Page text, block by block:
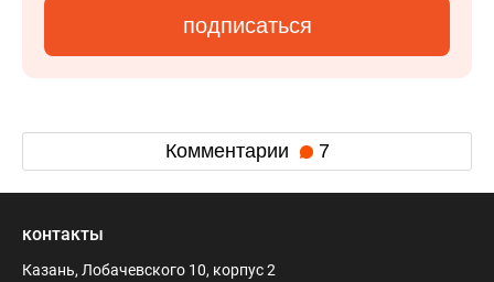
подписаться
Комментарии 7
контакты
Казань, Лобачевского 10, корпус 2